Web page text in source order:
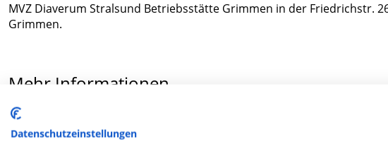
MVZ Diaverum Stralsund Betriebsstätte Grimmen in der Friedrichstr.
Grimmen.
Mehr Informationen
FAQ
Datenschutzeinstellungen